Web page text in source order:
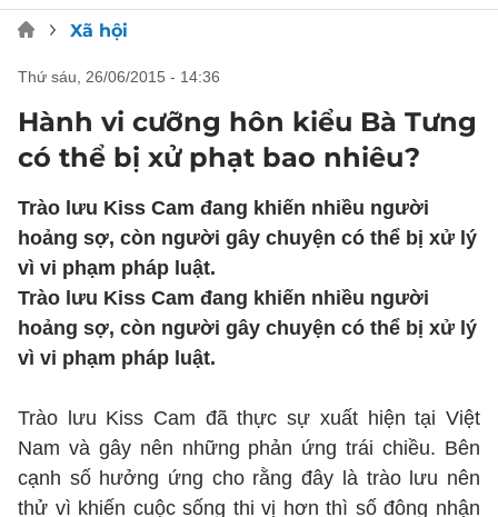
Xã hội
thứ sáu, 26/06/2015 - 14:36
Hành vi cưỡng hôn kiểu Bà Tưng
có thể bị xử phạt bao nhiêu?
Trào lưu Kiss Cam đang khiến nhiều người
hoảng sợ, còn người gây chuyện có thể bị xử lý
vì vi phạm pháp luật.
Trào lưu Kiss Cam đang khiến nhiều người
hoảng sợ, còn người gây chuyện có thể bị xử lý
vì vi phạm pháp luật.
Trào lưu Kiss Cam đã thực sự xuất hiện tại Việt
Nam và gây nên những phản ứng trái chiều. Bên
cạnh số hưởng ứng cho rằng đây là trào lưu nên
thử vì khiến cuộc sống thi vị hơn thì số đông nhận